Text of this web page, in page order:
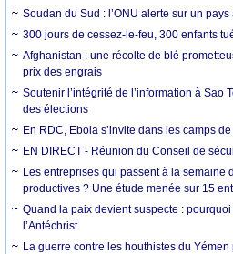
Soudan du Sud : l’ONU alerte sur un
300 jours de cessez-le-feu, 300 enfants
Afghanistan : une récolte de blé
prix des engrais
Soutenir l’intégrité de l’information à Sao
des élections
En RDC, Ebola s’invite dans les camps
EN DIRECT - Réunion du Conseil de
Les entreprises qui passent à la semaine
productives ? Une étude menée sur 15
Quand la paix devient suspecte :
l’Antéchrist
La guerre contre les houthistes du